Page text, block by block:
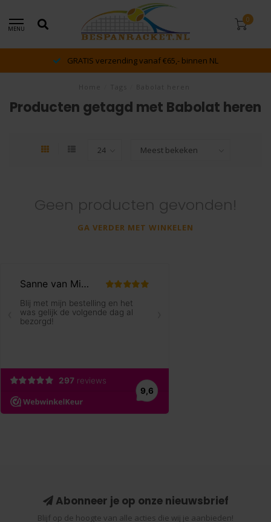
MENU
0
GRATIS verzending vanaf €65,- binnen NL
Producten getagd met Babolat heren
Geen producten gevonden!
GA VERDER MET WINKELEN
Abonneer je op onze nieuwsbrief
Blijf op de hoogte van alle acties die wij je aanbieden!